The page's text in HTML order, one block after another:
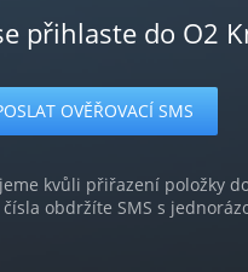
přihlaste do O2
kvůli přiřazení položky
obdržíte SMS s